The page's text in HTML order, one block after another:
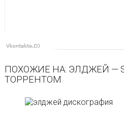
ПОХОЖИЕ НА: ЭЛДЖЕЙ —
ТОРРЕНТОМ